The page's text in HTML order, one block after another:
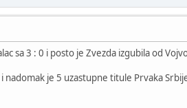
sa 3 : 0 i posto je Zvezda izgubila od
nadomak je 5 uzastupne titule Prvaka